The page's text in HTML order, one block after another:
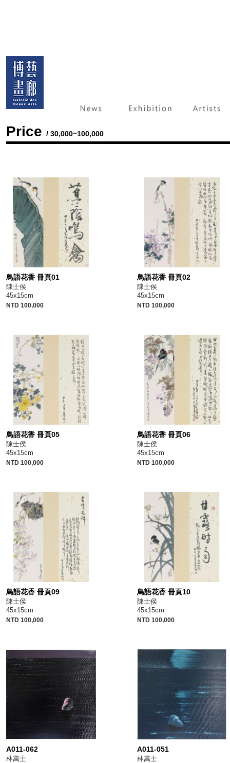
Price / 30,000~100,000
鳥語花香 冊頁01
陳士侯
45x15cm
NTD 100,000
鳥語花香 冊頁02
陳士侯
45x15cm
NTD 100,000
鳥語花香 冊頁05
陳士侯
45x15cm
NTD 100,000
鳥語花香 冊頁06
陳士侯
45x15cm
NTD 100,000
鳥語花香 冊頁09
陳士侯
45x15cm
NTD 100,000
鳥語花香 冊頁10
陳士侯
45x15cm
NTD 100,000
A011-062
林萬士
A011-051
林萬士